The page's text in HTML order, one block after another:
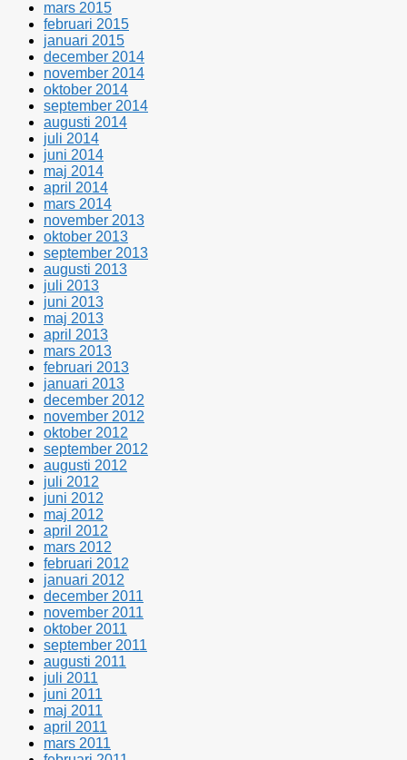
mars 2015
februari 2015
januari 2015
december 2014
november 2014
oktober 2014
september 2014
augusti 2014
juli 2014
juni 2014
maj 2014
april 2014
mars 2014
november 2013
oktober 2013
september 2013
augusti 2013
juli 2013
juni 2013
maj 2013
april 2013
mars 2013
februari 2013
januari 2013
december 2012
november 2012
oktober 2012
september 2012
augusti 2012
juli 2012
juni 2012
maj 2012
april 2012
mars 2012
februari 2012
januari 2012
december 2011
november 2011
oktober 2011
september 2011
augusti 2011
juli 2011
juni 2011
maj 2011
april 2011
mars 2011